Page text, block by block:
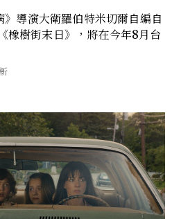
導演大衛羅伯特米切爾自編自
橡樹街末日》，將在今年8月台